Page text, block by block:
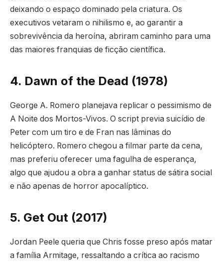
deixando o espaço dominado pela criatura. Os
executivos vetaram o nihilismo e, ao garantir a
sobrevivência da heroína, abriram caminho para uma
das maiores franquias de ficção científica.
4. Dawn of the Dead (1978)
George A. Romero planejava replicar o pessimismo de
A Noite dos Mortos-Vivos. O script previa suicídio de
Peter com um tiro e de Fran nas lâminas do
helicóptero. Romero chegou a filmar parte da cena,
mas preferiu oferecer uma fagulha de esperança,
algo que ajudou a obra a ganhar status de sátira social
e não apenas de horror apocalíptico.
5. Get Out (2017)
Jordan Peele queria que Chris fosse preso após matar
a família Armitage, ressaltando a crítica ao racismo